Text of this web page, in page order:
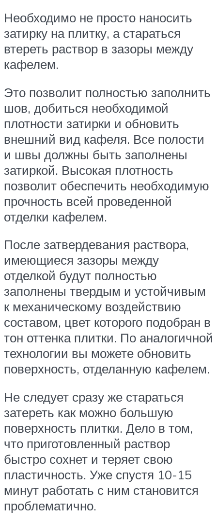
Необходимо не просто наносить
затирку на плитку, а стараться
втереть раствор в зазоры между
кафелем.
Это позволит полностью заполнить
шов, добиться необходимой
плотности затирки и обновить
внешний вид кафеля. Все полости
и швы должны быть заполнены
затиркой. Высокая плотность
позволит обеспечить необходимую
прочность всей проведенной
отделки кафелем.
После затвердевания раствора,
имеющиеся зазоры между
отделкой будут полностью
заполнены твердым и устойчивым
к механическому воздействию
составом, цвет которого подобран в
тон оттенка плитки. По аналогичной
технологии вы можете обновить
поверхность, отделанную кафелем.
Не следует сразу же стараться
затереть как можно большую
поверхность плитки. Дело в том,
что приготовленный раствор
быстро сохнет и теряет свою
пластичность. Уже спустя 10-15
минут работать с ним становится
проблематично.